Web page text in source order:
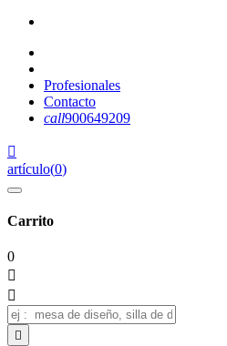
Profesionales
Contacto
call900649209

artículo(0)
Carrito
0


